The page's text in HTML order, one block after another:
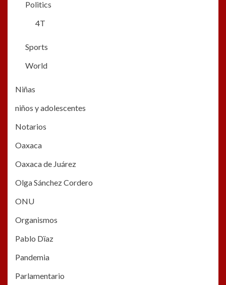
Politics
4T
Sports
World
Niñas
niños y adolescentes
Notarios
Oaxaca
Oaxaca de Juárez
Olga Sánchez Cordero
ONU
Organismos
Pablo Dïaz
Pandemia
Parlamentario